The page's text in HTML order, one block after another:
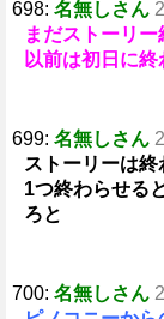
698: 名無しさん
まだストーリ
以前は初日に
699: 名無しさん
ストーリーは
1つ終わらせる
ろと
700: 名無しさん